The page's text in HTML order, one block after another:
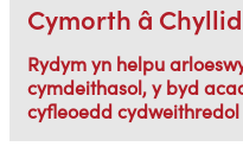
Cymorth â Chyllid
Rydym yn helpu
cymdeithasol, y byd
cyfleoedd